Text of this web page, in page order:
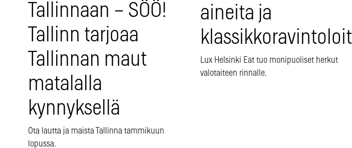
Tallinnaan – SÖÖ!
Tallinn tarjoaa
Tallinnan maut
matalalla
kynnyksellä
Ota lautta ja maista Tallinna tammikuun
lopussa.
aineita ja
Lux Helsinki Eat tuo monipuoliset herkut
valotaiteen rinnalle.